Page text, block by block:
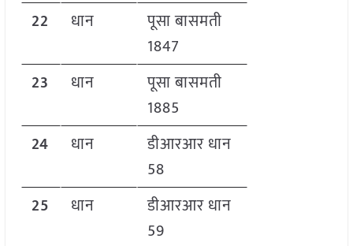
22
धान
पूसा बासमती
1847
23
धान
पूसा बासमती
1885
24
धान
डीआरआर धान
58
25
धान
डीआरआर धान
59